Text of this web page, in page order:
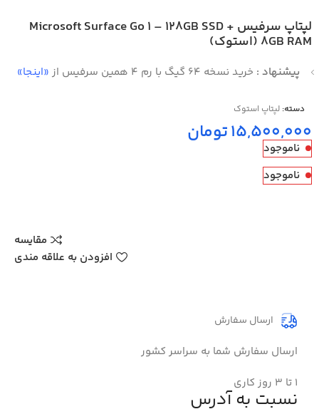
لپتاپ سرفیس Microsoft Surface Go 1 – 128GB SSD +
8GB RAM (استوک)
پیشنهاد : خرید نسخه 64 گیگ با رم 4 همین سرفیس از «اینجا»
دسته: لپتاپ استوک
تومان
ناموجود
ناموجود
مقایسه
افزودن به علاقه مندی
ارسال سفارش
ارسال سفارش شما به سراسر کشور
۱ تا 3 روز کاری
نسبت به آدرس